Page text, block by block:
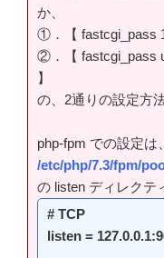
か、
①．【 fastcgi_pass
②．【 fastcgi_pass
】
の、2通りの設定方
php-fpm での設定は、
/etc/php/7.3/fpm/
の listen ディレクテ
# TCP
listen =